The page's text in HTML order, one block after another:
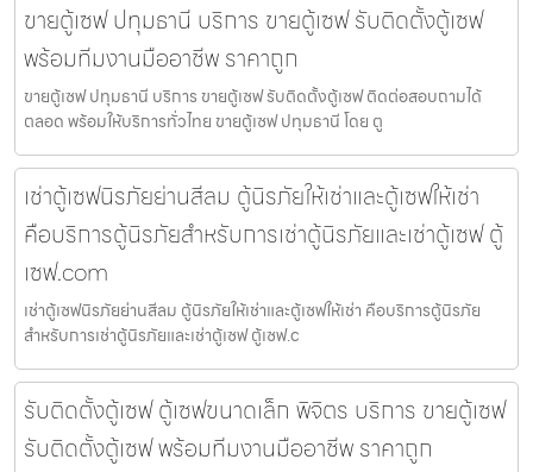
ขายตู้เซฟ ปทุมธานี บริการ ขายตู้เซฟ รับติดตั้งตู้เซฟ
พร้อมทีมงานมืออาชีพ ราคาถูก
ขายตู้เซฟ ปทุมธานี บริการ ขายตู้เซฟ รับติดตั้งตู้เซฟ ติดต่อสอบถามได้
ตลอด พร้อมให้บริการทั่วไทย ขายตู้เซฟ ปทุมธานี โดย ตู
เช่าตู้เซฟนิรภัยย่านสีลม ตู้นิรภัยให้เช่าและตู้เซฟให้เช่า
คือบริการตู้นิรภัยสำหรับการเช่าตู้นิรภัยและเช่าตู้เซฟ ตู้
เซฟ.com
เช่าตู้เซฟนิรภัยย่านสีลม ตู้นิรภัยให้เช่าและตู้เซฟให้เช่า คือบริการตู้นิรภัย
สำหรับการเช่าตู้นิรภัยและเช่าตู้เซฟ ตู้เซฟ.c
รับติดตั้งตู้เซฟ ตู้เซฟขนาดเล็ก พิจิตร บริการ ขายตู้เซฟ
รับติดตั้งตู้เซฟ พร้อมทีมงานมืออาชีพ ราคาถูก